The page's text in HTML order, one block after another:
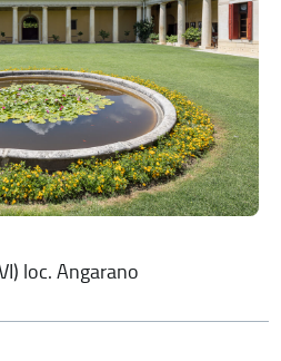
loc. Angarano